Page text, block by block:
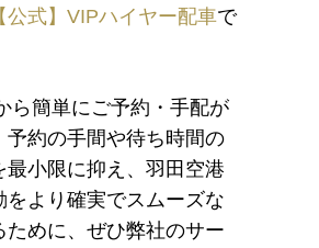
【公式】VIPハイヤー配車で
ら簡単にご予約・手配が
予約の手間や待ち時間の
最小限に抑え、羽田空港
をより確実でスムーズな
ために、ぜひ弊社のサー